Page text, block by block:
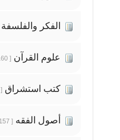
الفكر والفلسفة
علوم القرآن [ 160 ]
كتب استشراق [ 158 ]
أصول الفقه [ 157 ]